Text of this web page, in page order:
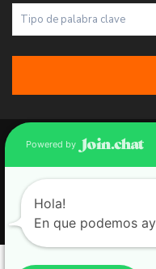
Copyright 2026 | Grupo 90
Política de Cookies
Política de Privacidad
Aviso Legal
Powered by
Hola!
En que podemos